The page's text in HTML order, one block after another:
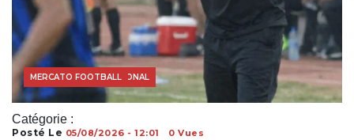
Catégorie :
FOOTBALL INTERNATIONAL
MERCATO FOOTBALL
Posté Le 05/08/2026 - 12:01 0 Vues